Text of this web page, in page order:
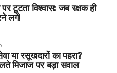
टूटता विश्वास: जब रक्षक ही
लगें!
या रसूखदारों का पहरा?
मिजाज पर बड़ा सवाल